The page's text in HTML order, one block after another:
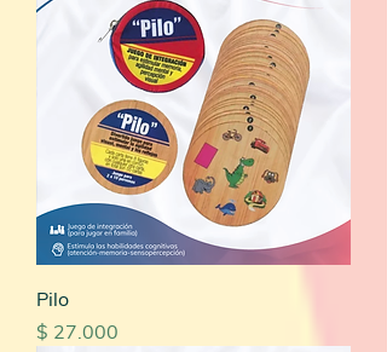
Pilo
Precio
$ 27.000